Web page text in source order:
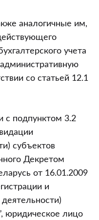
аналогичные им,
учета
со статьей 12.1
с подпунктом 3.2
субъектов
Декретом
от 16.01.2009
и
юридическое лицо